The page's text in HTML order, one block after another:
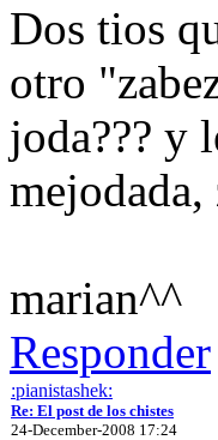
Dos tios
otro
joda??? y
marian^^
Responder
:pianistashek:
Re: El post de los chistes
24-December-2008 17:24